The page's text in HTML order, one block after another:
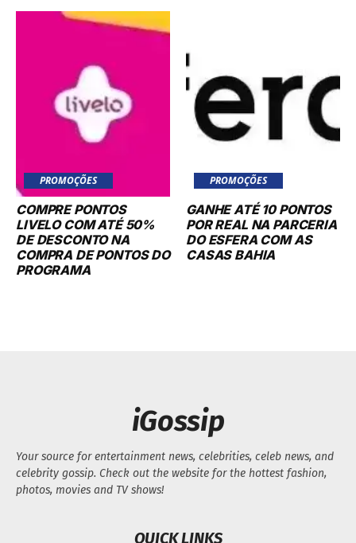
PROMOÇÕES
COMPRE PONTOS
LIVELO COM ATÉ 50%
DE DESCONTO NA
COMPRA DE PONTOS DO
PROGRAMA
PROMOÇÕES
GANHE ATÉ 10 PONTOS
POR REAL NA PARCERIA
DO ESFERA COM AS
CASAS BAHIA
iGossip
Your source for entertainment news, celebrities, celeb news, and
celebrity gossip. Check out the website for the hottest fashion,
photos, movies and TV shows!
QUICK LINKS